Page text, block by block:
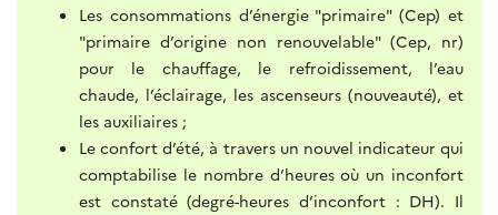
Les consommations d’énergie "primaire" (Cep) et
"primaire d’origine non renouvelable" (Cep, nr)
pour le chauffage, le refroidissement, l’eau
chaude, l’éclairage, les ascenseurs (nouveauté), et
les auxiliaires ;
Le confort d’été, à travers un nouvel indicateur qui
comptabilise le nombre d’heures où un inconfort
est constaté (degré-heures d’inconfort : DH). Il